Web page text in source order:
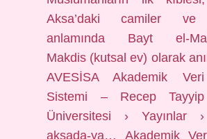
Aksa’daki camiler ve
anlamında Bayt el-
Makdis (kutsal ev) olarak
AVESİSA Akademik
Sistemi – Recep
Üniversitesi › Yayınlar
aksada-ya… Akademik